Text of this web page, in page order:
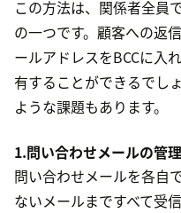
この方法は、関係者全員
の一つです。顧客への返
ールアドレスをBCCに入
有することができるでし
ような課題もあります。
1.問い合わせメールの管
問い合わせメールを各自
ないメールまですべて受